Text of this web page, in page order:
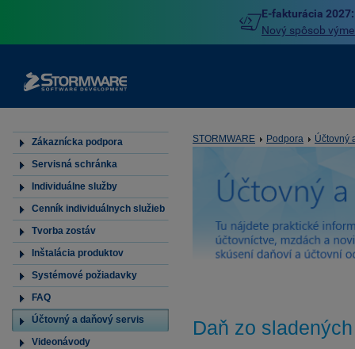
E-fakturácia 2027:
Nový spôsob
Zákaznícka podpora
Servisná schránka
Individuálne služby
Cenník individuálnych služieb
Tvorba zostáv
Inštalácia produktov
Systémové požiadavky
FAQ
Účtovný a daňový servis
Videonávody
STORMWARE Podpora Účtovný
Daň zo